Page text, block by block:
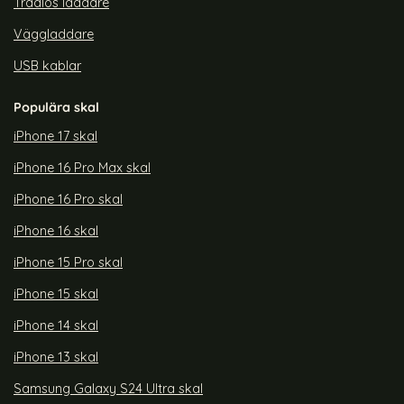
Väggladdare
USB kablar
Populära skal
iPhone 17 skal
iPhone 16 Pro Max skal
iPhone 16 Pro skal
iPhone 16 skal
iPhone 15 Pro skal
iPhone 15 skal
iPhone 14 skal
iPhone 13 skal
Samsung Galaxy S24 Ultra skal